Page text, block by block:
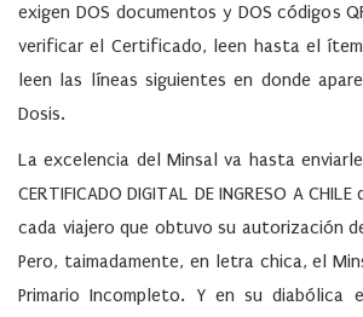
exigen DOS documentos y DOS códigos
verificar el Certificado, leen hasta el ítem
leen las líneas siguientes en donde
Dosis.
La excelencia del Minsal va hasta
CERTIFICADO DIGITAL DE INGRESO A CHILE
cada viajero que obtuvo su autorización
Pero, taimadamente, en letra chica, el
Primario Incompleto. Y en su diabólica